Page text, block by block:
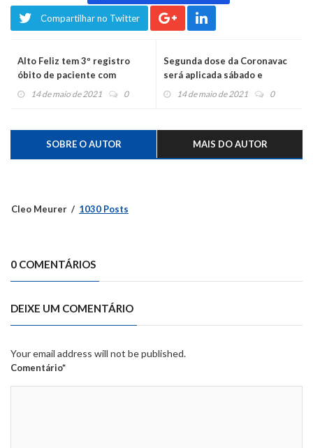
Compartilhar no Twitter
Alto Feliz tem 3º registro
óbito de paciente com
coronavírus
14 de maio de 2021 0
Segunda dose da Coronavac
será aplicada sábado e
domingo em Montenegro
14 de maio de 2021 0
SOBRE O AUTOR MAIS DO AUTOR
Cleo Meurer 1030 Posts
0 COMENTÁRIOS
DEIXE UM COMENTÁRIO
Your email address will not be published.
Comentário*